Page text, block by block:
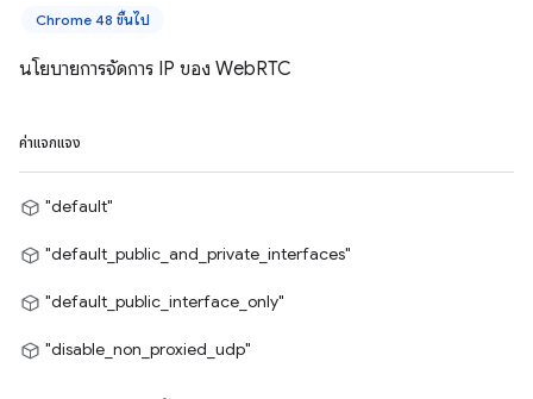
Chrome 48 ขึ้นไป
นโยบายการจัดการ IP ของ WebRTC
ค่าแจกแจง
"default"
"default_public_and_private_interfaces"
"default_public_interface_only"
"disable_non_proxied_udp"